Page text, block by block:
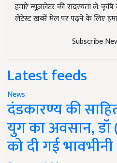
हमारे न्यूज़लेटर की सदस्यता लें.
लेटेस्ट ख़बरें मेल पर पढ़ने के लिए
Subscribe
Latest feeds
News
दंडकारण्य की
युग का अवसान, डॉ
को दी गई भावभीनी